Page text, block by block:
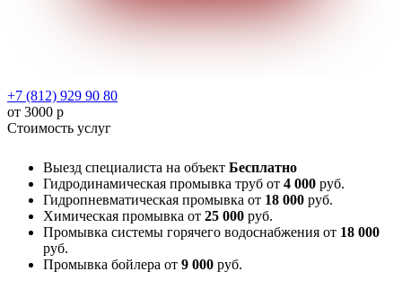
+7 (812) 929 90 80
от 3000 р
Стоимость услуг
Выезд специалиста на объект Бесплатно
Гидродинамическая промывка труб от 4 000 руб.
Гидропневматическая промывка от 18 000 руб.
Химическая промывка от 25 000 руб.
Промывка системы горячего водоснабжения от 18 000
руб.
Промывка бойлера от 9 000 руб.